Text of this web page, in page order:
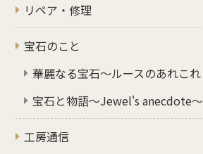
リペア・修理
宝石のこと
華麗なる宝石～ルースのあれこれ
宝石と物語～Jewel's anecdote～
工房通信